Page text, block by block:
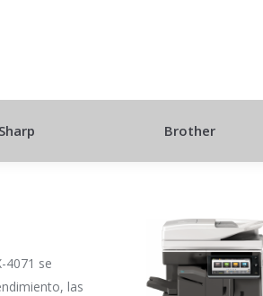
Sharp Brother
4071 se
las